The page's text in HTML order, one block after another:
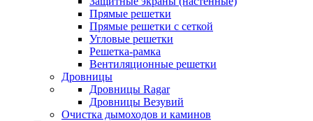
Прямые решетки
Прямые решетки с сеткой
Угловые решетки
Решетка-рамка
Вентиляционные решетки
Дровницы
Дровницы Ragar
Дровницы Везувий
Очистка дымоходов и каминов